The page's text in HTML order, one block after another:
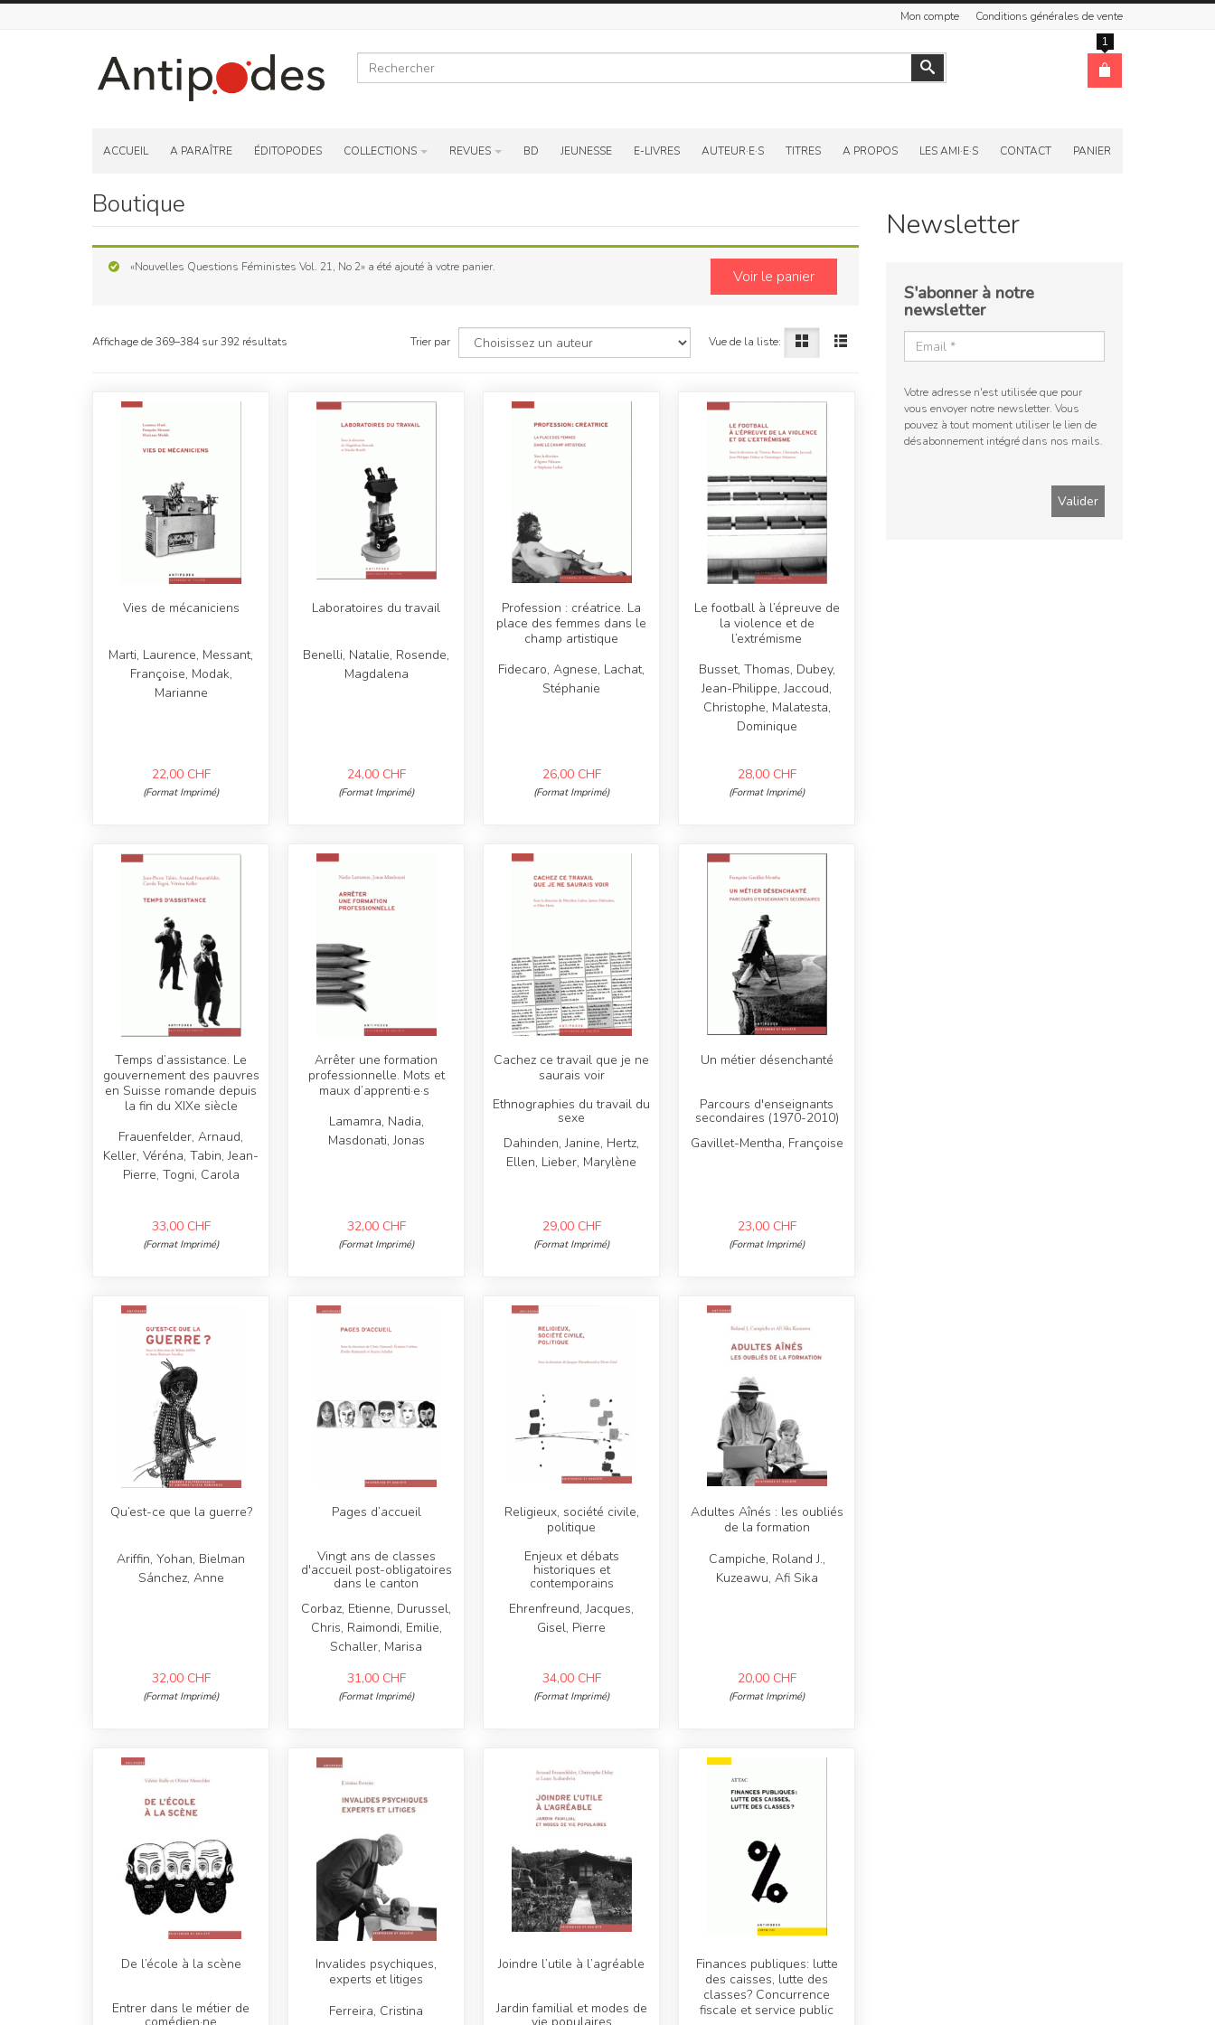
Mon compte Conditions générales de vente
1
ACCUEIL A PARAÎTRE ÉDITOPODES COLLECTIONS REVUES BD JEUNESSE E-LIVRES AUTEUR·E·S TITRES A PROPOS LES AMI·E·S CONTACT PANIER
Boutique
Voir le panier
«Nouvelles Questions Féministes Vol. 21, No 2» a été ajouté à votre panier.
Affichage de 369–384 sur 392 résultats Trier par Vue de la liste:
Vies de mécaniciens
Marti, Laurence, Messant,
Françoise, Modak,
Marianne
22,00 CHF
(Format Imprimé)
Laboratoires du travail
Benelli, Natalie, Rosende,
Magdalena
24,00 CHF
(Format Imprimé)
Profession : créatrice. La
place des femmes dans le
champ artistique
Fidecaro, Agnese, Lachat,
Stéphanie
26,00 CHF
(Format Imprimé)
Le football à l’épreuve de
la violence et de
l’extrémisme
Busset, Thomas, Dubey,
Jean-Philippe, Jaccoud,
Christophe, Malatesta,
Dominique
28,00 CHF
(Format Imprimé)
Temps d’assistance. Le
gouvernement des pauvres
en Suisse romande depuis
la fin du XIXe siècle
Frauenfelder, Arnaud,
Keller, Véréna, Tabin, Jean-
Pierre, Togni, Carola
33,00 CHF
(Format Imprimé)
Arrêter une formation
professionnelle. Mots et
maux d’apprenti·e·s
Lamamra, Nadia,
Masdonati, Jonas
32,00 CHF
(Format Imprimé)
Cachez ce travail que je ne
saurais voir
Ethnographies du travail du
sexe
Dahinden, Janine, Hertz,
Ellen, Lieber, Marylène
29,00 CHF
(Format Imprimé)
Un métier désenchanté
Parcours d'enseignants
secondaires (1970-2010)
Gavillet-Mentha, Françoise
23,00 CHF
(Format Imprimé)
Qu’est-ce que la guerre?
Ariffin, Yohan, Bielman
Sánchez, Anne
32,00 CHF
(Format Imprimé)
Pages d’accueil
Vingt ans de classes
d'accueil post-obligatoires
dans le canton
Corbaz, Etienne, Durussel,
Chris, Raimondi, Emilie,
Schaller, Marisa
31,00 CHF
(Format Imprimé)
Religieux, société civile,
politique
Enjeux et débats
historiques et
contemporains
Ehrenfreund, Jacques,
Gisel, Pierre
34,00 CHF
(Format Imprimé)
Adultes Aînés : les oubliés
de la formation
Campiche, Roland J.,
Kuzeawu, Afi Sika
20,00 CHF
(Format Imprimé)
De l’école à la scène
Entrer dans le métier de
Invalides psychiques,
experts et litiges
Ferreira, Cristina
Joindre l’utile à l’agréable
Jardin familial et modes de
Finances publiques: lutte
des caisses, lutte des
classes? Concurrence
fiscale et service public
Newsletter
S'abonner à notre
newsletter
Votre adresse n'est utilisée que pour
vous envoyer notre newsletter. Vous
pouvez à tout moment utiliser le lien de
désabonnement intégré dans nos mails.